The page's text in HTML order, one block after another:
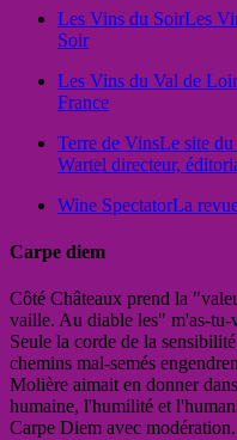
Les Vins du SoirLes
Soir
Les Vins du Val de
France
Terre de VinsLe site
Wartel directeur,
Wine SpectatorLa
Carpe diem
Côté Châteaux prend la
vaille. Au diable les" m'as-
Seule la corde de la
chemins mal-semés
Molière aimait en donner
humaine, l'humilité et
Carpe Diem avec